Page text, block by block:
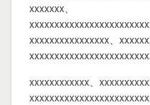
xxxxxxx、
xxxxxxxxxxxxxxxx、
xxxxxxxxxxxx、